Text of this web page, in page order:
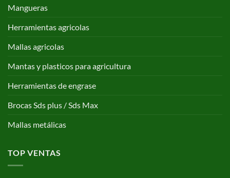
Mangueras
Herramientas agricolas
Mallas agricolas
Mantas y plasticos para agricultura
Herramientas de engrase
Brocas Sds plus / Sds Max
Mallas metálicas
TOP VENTAS